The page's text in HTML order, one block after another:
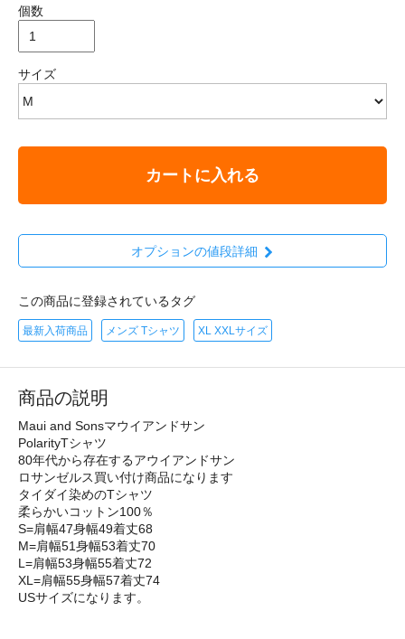
個数
サイズ
カートに入れる
オプションの値段詳細
この商品に登録されているタグ
最新入荷商品 メンズ Tシャツ XL XXLサイズ
商品の説明
Maui and Sonsマウイアンドサン
PolarityTシャツ
80年代から存在するアウイアンドサン
ロサンゼルス買い付け商品になります
タイダイ染めのTシャツ
柔らかいコットン100％
S=肩幅47身幅49着丈68
M=肩幅51身幅53着丈70
L=肩幅53身幅55着丈72
XL=肩幅55身幅57着丈74
USサイズになります。